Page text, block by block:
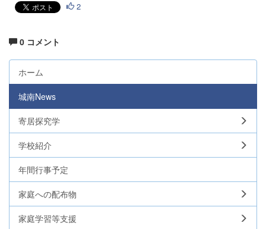
2
0 コメント
ホーム
城南News
寄居探究学
学校紹介
年間行事予定
家庭への配布物
家庭学習等支援